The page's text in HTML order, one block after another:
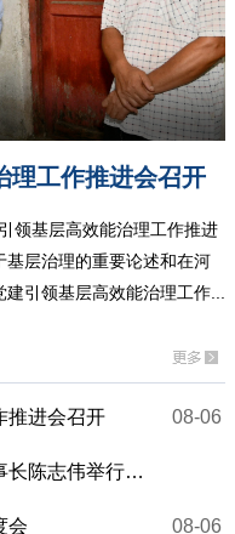
理工作推进会召开
领基层高效能治理工作推进
层治理的重要论述和在河
引领基层高效能治理工作...
推进会召开 08-06
陈向平李明俊与河南投资集团董事长陈志伟举行工作会谈
会 08-06